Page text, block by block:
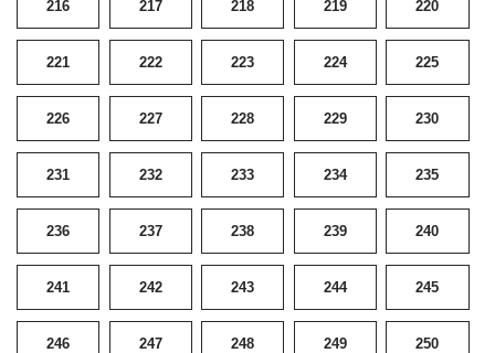
216 217 218 219 220
221 222 223 224 225
226 227 228 229 230
231 232 233 234 235
236 237 238 239 240
241 242 243 244 245
246 247 248 249 250